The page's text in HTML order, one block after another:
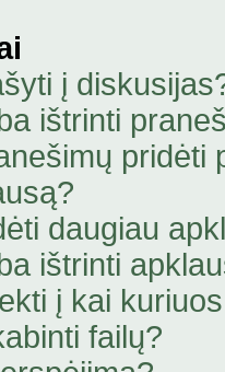
į
ištrinti
pridėti
daugiau
ištrinti
į kai
failų?